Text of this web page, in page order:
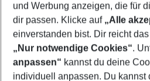
Footer
Footer navigation
und Werbung anzeigen, die für
dir passen. Klicke auf „Alle
einverstanden bist. Dir reicht
„Nur notwendige Cookies“.
anpassen“ kannst du deine
individuell anpassen. Du kannst